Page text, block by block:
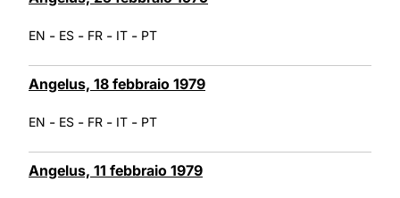
EN - ES - FR - IT - PT
Angelus, 18 febbraio 1979
EN - ES - FR - IT - PT
Angelus, 11 febbraio 1979